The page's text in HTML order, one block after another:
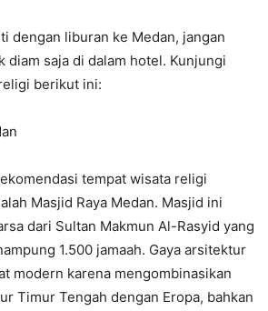
dengan liburan ke Medan, jangan
diam saja di dalam hotel. Kunjungi
berikut ini:
tempat wisata religi
Masjid Raya Medan. Masjid ini
dari Sultan Makmun Al-Rasyid yang
1.500 jamaah. Gaya arsitektur
modern karena mengombinasikan
Timur Tengah dengan Eropa, bahkan